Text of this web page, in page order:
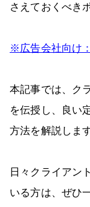
さえておくべき
※広告会社向け
本記事では、ク
を伝授し、良い
方法を解説します
日々クライアン
いる方は、ぜひ